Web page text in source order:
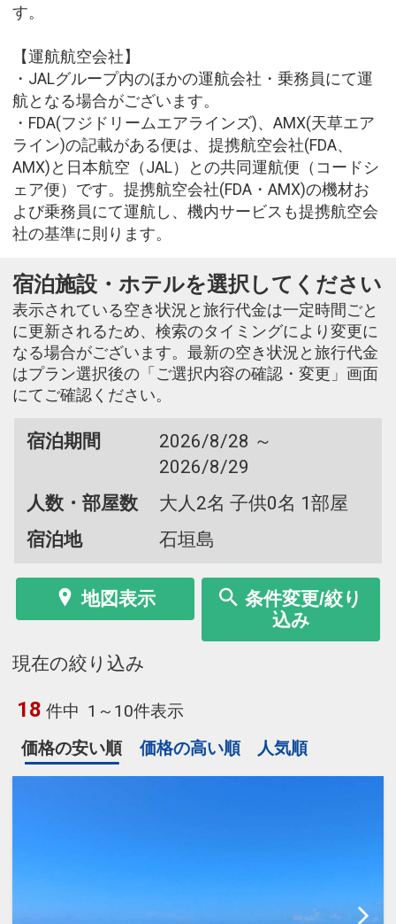
す。
【運航航空会社】
・JALグループ内のほかの運航会社・乗務員にて運
航となる場合がございます。
・FDA(フジドリームエアラインズ)、AMX(天草エア
ライン)の記載がある便は、提携航空会社(FDA、
AMX)と日本航空（JAL）との共同運航便（コードシ
ェア便）です。提携航空会社(FDA・AMX)の機材お
よび乗務員にて運航し、機内サービスも提携航空会
社の基準に則ります。
宿泊施設・ホテルを選択してください
表示されている空き状況と旅行代金は一定時間ごと
に更新されるため、検索のタイミングにより変更に
なる場合がございます。最新の空き状況と旅行代金
はプラン選択後の「ご選択内容の確認・変更」画面
にてご確認ください。
宿泊期間
2026/8/28 ～
2026/8/29
人数・部屋数
大人2名 子供0名 1部屋
宿泊地
石垣島
地図表示
条件変更/絞り
込み
現在の絞り込み
18 件中 1～10件表示
価格の安い順
価格の高い順 人気順